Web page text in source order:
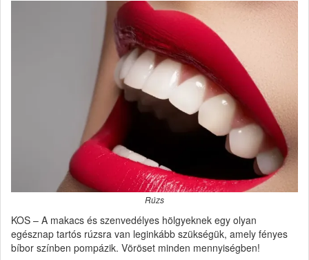
Rúzs
KOS – A makacs és szenvedélyes hölgyeknek egy olyan
egésznap tartós rúzsra van leginkább szükségük, amely fényes
bíbor színben pompázik. Vöröset minden mennyiségben!